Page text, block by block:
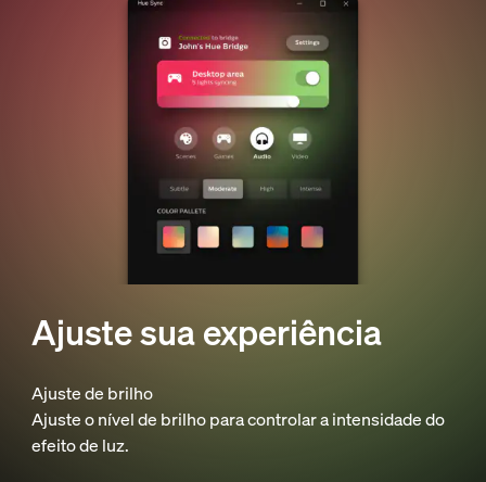
Ajuste sua experiência
Ajuste de brilho
Ajuste o nível de brilho para controlar a intensidade do
efeito de luz.